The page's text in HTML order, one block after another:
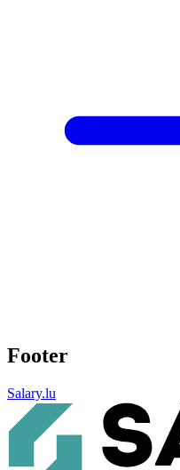
Footer
Salary.lu